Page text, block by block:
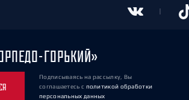
ГОРЬКИЙ»
Подписываясь на рассылку, Вы
соглашаетесь с политикой обработки
персональных данных